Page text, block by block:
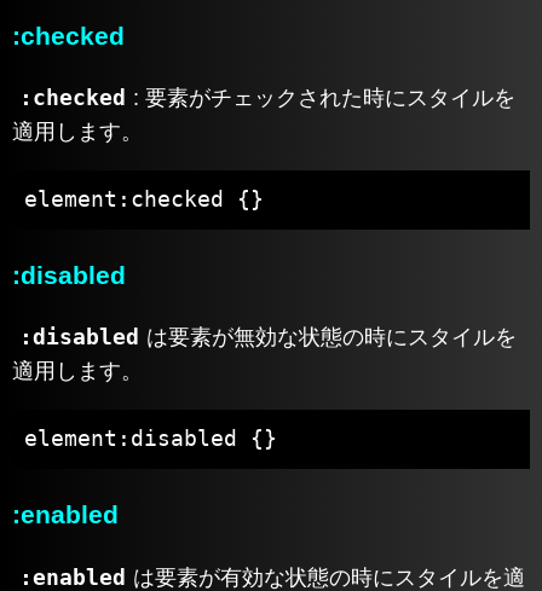
:checked
:checked : 要素がチェックされた時にスタイルを
適用します。
element:checked {}
:disabled
:disabled は要素が無効な状態の時にスタイルを
適用します。
element:disabled {}
:enabled
:enabled は要素が有効な状態の時にスタイルを適